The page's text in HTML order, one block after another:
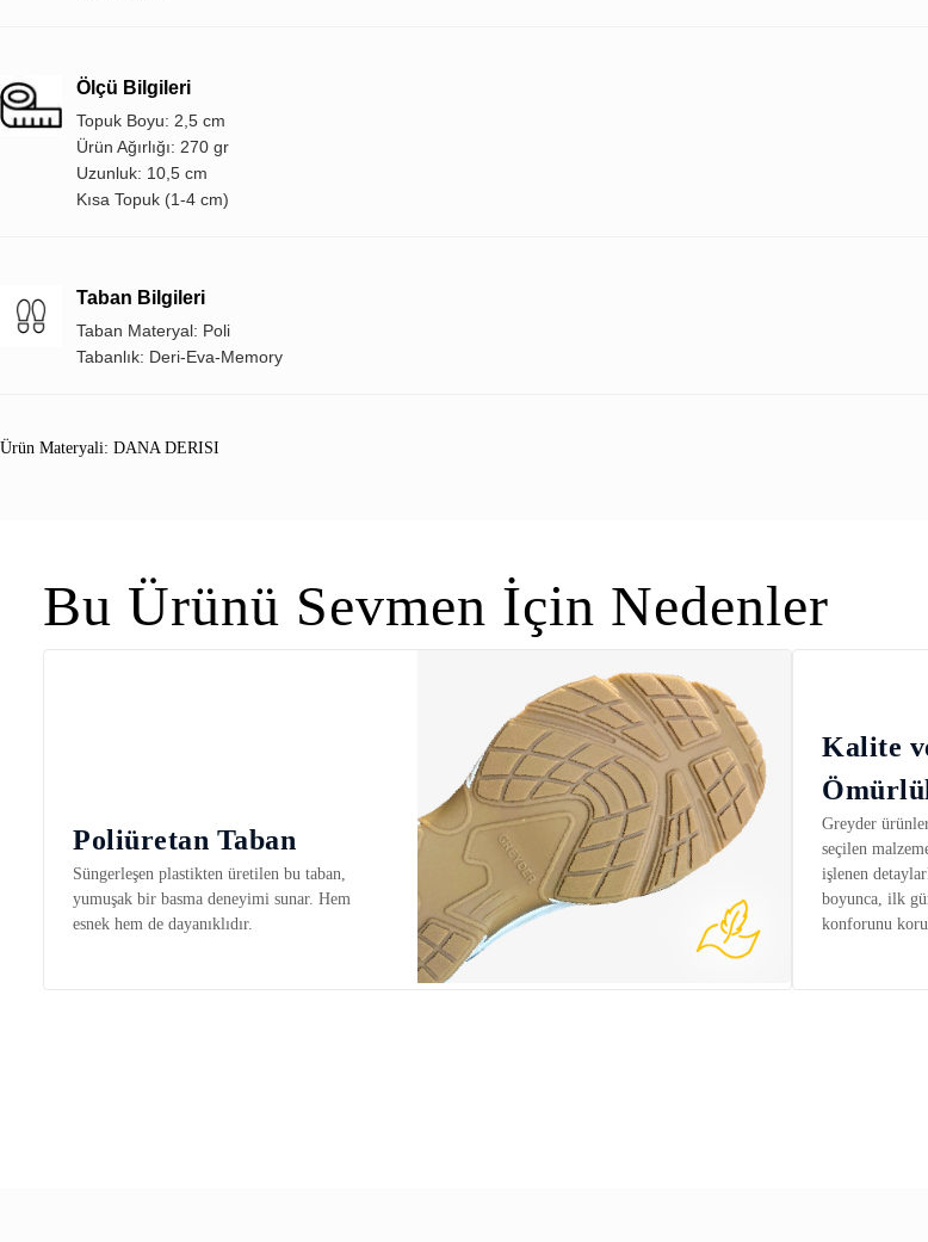
Ölçü Bilgileri
Topuk Boyu: 2,5 cm
Ürün Ağırlığı: 270 gr
Uzunluk: 10,5 cm
Kısa Topuk (1-4 cm)
Taban Bilgileri
Taban Materyal: Poli
Tabanlık: Deri-Eva-Memory
Ürün Materyali: DANA DERISI
Bu Ürünü Sevmen İçin Nedenler
Poliüretan Taban
Süngerleşen plastikten üretilen bu taban,
yumuşak bir basma deneyimi sunar. Hem
esnek hem de dayanıklıdır.
Kalite
Greyder
seçilen
işlenen
boyunca, ilk
konforunu